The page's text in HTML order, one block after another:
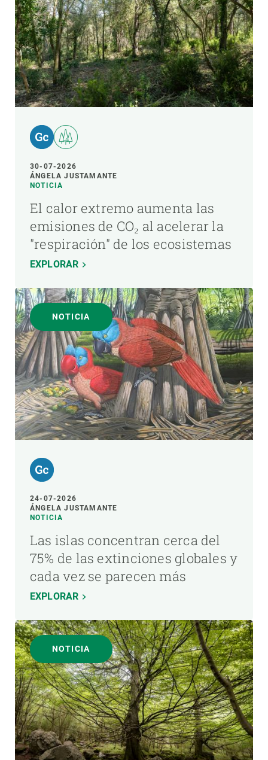
30-07-2026
ÁNGELA JUSTAMANTE
NOTICIA
El calor extremo aumenta las
emisiones de CO₂ al acelerar la
"respiración" de los ecosistemas
EXPLORAR
NOTICIA
24-07-2026
ÁNGELA JUSTAMANTE
NOTICIA
Las islas concentran cerca del
75% de las extinciones globales y
cada vez se parecen más
EXPLORAR
NOTICIA